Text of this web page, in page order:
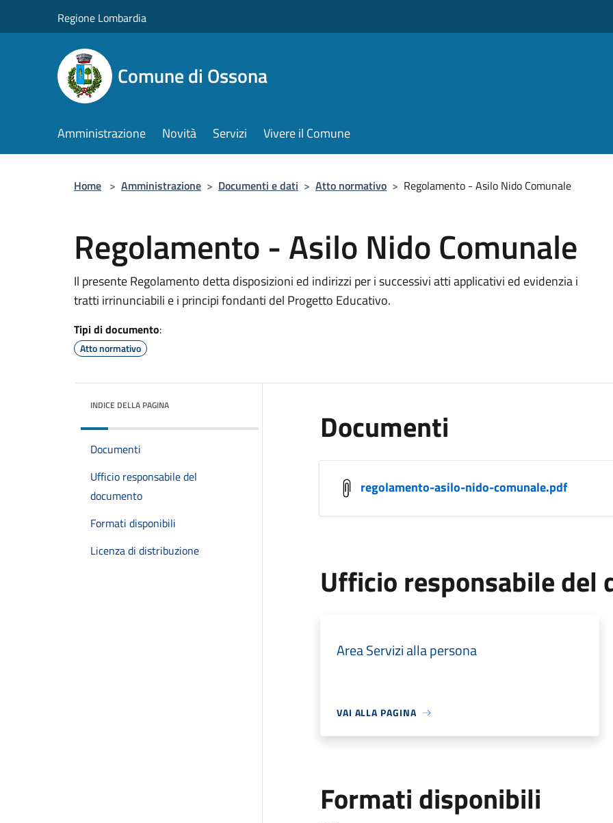
Regione Lombardia
Comune di Ossona
Amministrazione Novità Servizi Vivere il Comune
Home > Amministrazione > Documenti e dati > Atto normativo > Regolamento - Asilo Nido Comunale
Regolamento - Asilo Nido Comunale
Il presente Regolamento detta disposizioni ed indirizzi per i successivi atti applicativi ed evidenzia i
tratti irrinunciabili e i principi fondanti del Progetto Educativo.
Tipi di documento:
Atto normativo
INDICE DELLA PAGINA
Documenti
Ufficio responsabile del
documento
Formati disponibili
Licenza di distribuzione
Documenti
regolamento-asilo-nido-comunale.pdf
Ufficio responsabile del
Area Servizi alla persona
VAI ALLA PAGINA
Formati disponibili